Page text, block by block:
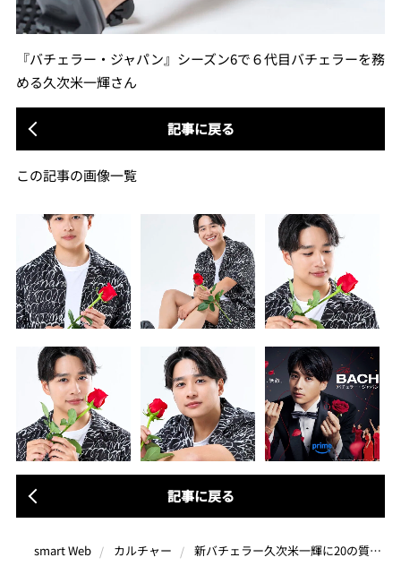
『バチェラー・ジャパン』シーズン6で６代目バチェラーを務
める久次米一輝さん
記事に戻る
この記事の画像一覧
記事に戻る
smart Web カルチャー 新バチェラー久次米一輝に20の質問をぶつけてみた！これまでの恋愛は「追う恋が多かった」!?【「バチェラー・ジャパン」シーズン6】